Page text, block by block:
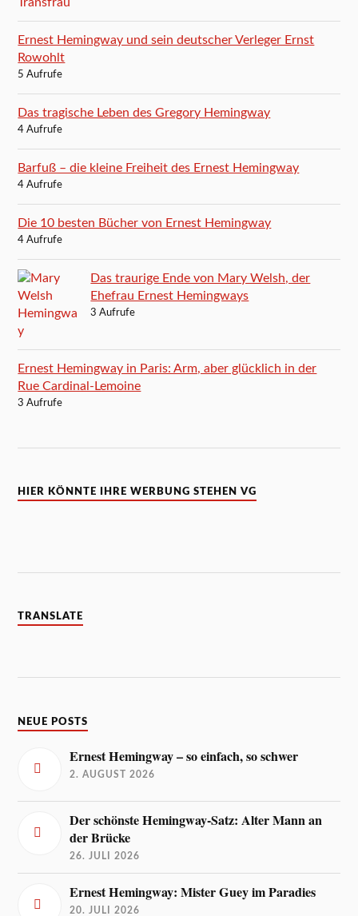
Ernest Hemingway und sein deutscher Verleger Ernst
Rowohlt
5 Aufrufe
Das tragische Leben des Gregory Hemingway
4 Aufrufe
Barfuß – die kleine Freiheit des Ernest Hemingway
4 Aufrufe
Die 10 besten Bücher von Ernest Hemingway
4 Aufrufe
Das traurige Ende von Mary Welsh, der
Ehefrau Ernest Hemingways
3 Aufrufe
Ernest Hemingway in Paris: Arm, aber glücklich in der
Rue Cardinal-Lemoine
3 Aufrufe
HIER KÖNNTE IHRE WERBUNG STEHEN VG
TRANSLATE
NEUE POSTS
Ernest Hemingway – so einfach, so schwer
2. AUGUST 2026
Der schönste Hemingway-Satz: Alter Mann an
der Brücke
26. JULI 2026
Ernest Hemingway: Mister Guey im Paradies
20. JULI 2026